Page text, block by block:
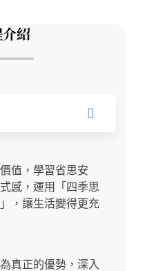
紹
值，學習省思安
感，運用「四季思
，讓生活變得更充
真正的優勢，深入